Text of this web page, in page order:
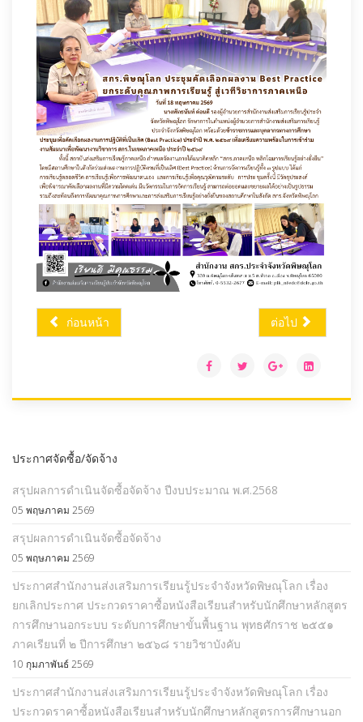
ก่อนหน้า ต่อไป
ประกาศจัดซื้อ/จัดจ้าง
สรุปผลการดำเนินจัดซื้อจัดจ้าง ปีงบประมาณ พ.ศ.2568
05 พฤษภาคม 2569
สรุปผลการดำเนินจัดซื้อจัดจ้าง
05 พฤษภาคม 2569
ประกาศสำนักงานส่งเสริมการเรียนรู้ประจำจังหวัดพิษณุโลก เรื่อง
ยกเลิกประกาศ ประกวดราคาซื้อหนังสือเรียนสำหรับนักศึกษาหลักสูตร
การศึกษานอกระบบ ระดับการศึกษาขั้นพื้นฐาน พุทธศักราช ๒๕๕๑
ภาคเรียนที่ ๒ ปีการศึกษา ๒๕๖๘ รายวิชาบังคับ
10 กุมภาพันธ์ 2569
ประกาศสำนักงานส่งเสริมการเรียนรู้ประจำจังหวัดพิษณุโลก เรื่อง
ประกวดราคาซื้อหนังสือเรียนสำหรับนักศึกษาหลักสูตรการศึกษานอก